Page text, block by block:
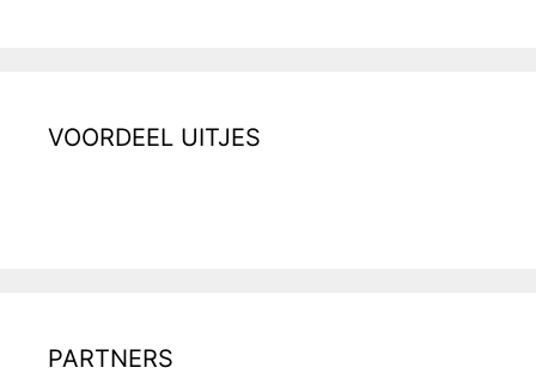
VOORDEEL UITJES
PARTNERS